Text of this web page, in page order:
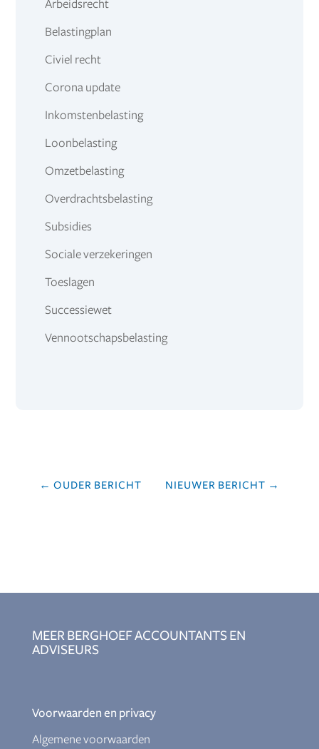
Arbeidsrecht
Belastingplan
Civiel recht
Corona update
Inkomstenbelasting
Loonbelasting
Omzetbelasting
Overdrachtsbelasting
Subsidies
Sociale verzekeringen
Toeslagen
Successiewet
Vennootschapsbelasting
← OUDER BERICHT NIEUWER BERICHT →
MEER BERGHOEF ACCOUNTANTS EN
ADVISEURS
Voorwaarden en privacy
Algemene voorwaarden